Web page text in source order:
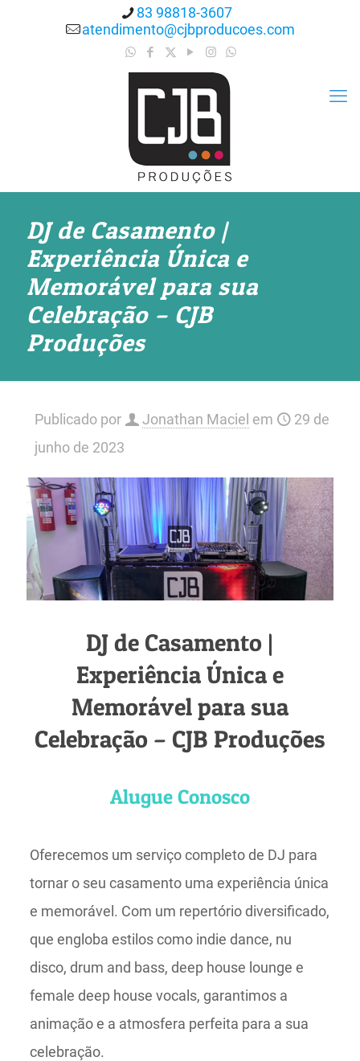
83 98818-3607
atendimento@cjbproducoes.com
DJ de Casamento |
Experiência Única e
Memorável para sua
Celebração – CJB
Produções
Publicado por Jonathan Maciel em
29 de
junho de 2023
DJ de Casamento |
Experiência Única e
Memorável para sua
Celebração – CJB Produções
Alugue Conosco
Oferecemos um serviço completo de DJ para
tornar o seu casamento uma experiência única
e memorável. Com um repertório diversificado,
que engloba estilos como indie dance, nu
disco, drum and bass, deep house lounge e
female deep house vocals, garantimos a
animação e a atmosfera perfeita para a sua
celebração.